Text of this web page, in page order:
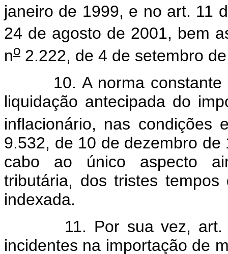
janeiro de 1999, e no art. 11
24 de agosto de 2001, bem
no 2.222, de 4 de setembro
10. A norma constante
liquidação antecipada do
inflacionário, nas condições
9.532, de 10 de dezembro
cabo ao único aspecto
tributária, dos tristes
indexada.
11. Por sua vez, art.
incidentes na importação de